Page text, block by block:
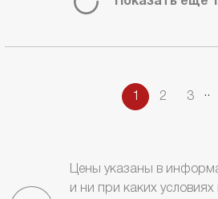
1 2 3 . .
Цены указаны в
и ни при каких условиях